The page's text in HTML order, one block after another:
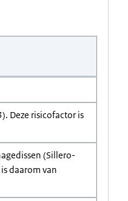
Deze risicofactor is
(Sillero-
daarom van